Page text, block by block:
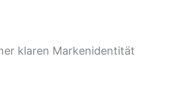
klaren Markenidentität